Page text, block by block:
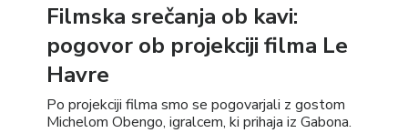
Filmska srečanja ob kavi:
pogovor ob projekciji filma Le
Havre
Po projekciji filma smo se pogovarjali z gostom
Michelom Obengo, igralcem, ki prihaja iz Gabona.